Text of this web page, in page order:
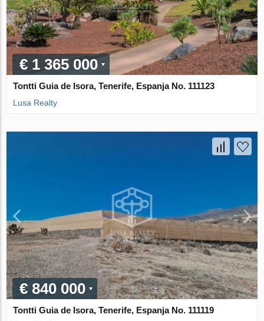
€ 1 365 000
Tontti Guia de Isora, Tenerife, Espanja No. 111123
Lusa Realty
€ 840 000
Tontti Guia de Isora, Tenerife, Espanja No. 111119